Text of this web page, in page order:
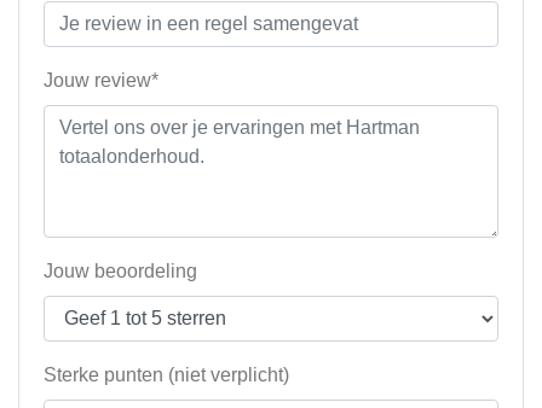
Jouw review*
Jouw beoordeling
Sterke punten (niet verplicht)